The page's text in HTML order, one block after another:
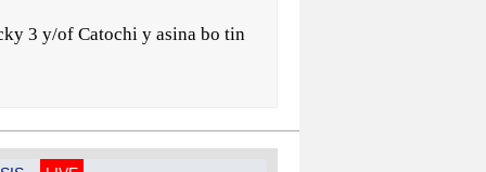
3 y/of Catochi y asina bo tin